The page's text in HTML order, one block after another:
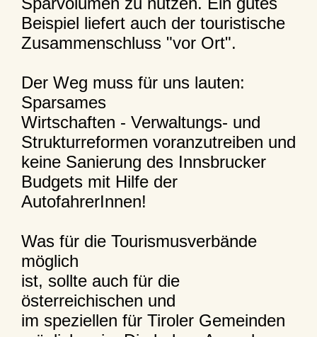
Beispiel liefert auch der touristische
Zusammenschluss "vor Ort".
Der Weg muss für uns lauten:
Sparsames
Wirtschaften - Verwaltungs- und
Strukturreformen voranzutreiben und
keine Sanierung des Innsbrucker
Budgets mit Hilfe der
AutofahrerInnen!
Was für die Tourismusverbände
möglich
ist, sollte auch für die
österreichischen und
im speziellen für Tiroler Gemeinden